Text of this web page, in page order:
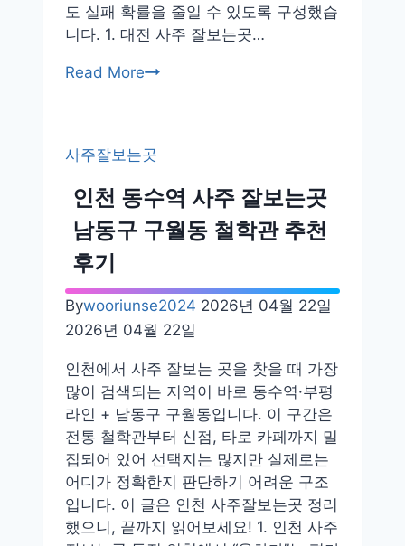
도 실패 확률을 줄일 수 있도록 구성했습
니다. 1. 대전 사주 잘보는곳…
Read More대
잘
보
는
곳
곳
지
름
길
지
하
상
가
은
행
동
사주잘보는곳
인천 동수역 사주 잘보는곳
남동구 구월동 철학관 추천
후기
Bywooriunse2024 2026년 04월 22일
2026년 04월 22일
인천에서 사주 잘보는 곳을 찾을 때 가장
많이 검색되는 지역이 바로 동수역·부평
라인 + 남동구 구월동입니다. 이 구간은
전통 철학관부터 신점, 타로 카페까지 밀
집되어 있어 선택지는 많지만 실제로는
어디가 정확한지 판단하기 어려운 구조
입니다. 이 글은 인천 사주잘보는곳 정리
했으니, 끝까지 읽어보세요! 1. 인천 사주